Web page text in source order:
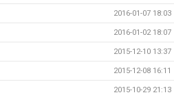
2016-01-07 18:03
2016-01-02 18:07
2015-12-10 13:37
2015-12-08 16:11
2015-10-29 21:13